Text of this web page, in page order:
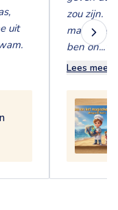
uit
zou zijn.
magische
ben on...
Lees meer